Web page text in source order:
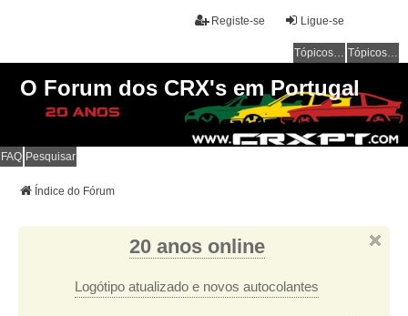
Ligue-se
Registe-se
Tópicos sem resposta Tópicos ativos
O Forum dos CRX's em Portugal
FAQ Pesquisar
Índice do Fórum
20 anos online
Logótipo atualizado e novos autocolantes